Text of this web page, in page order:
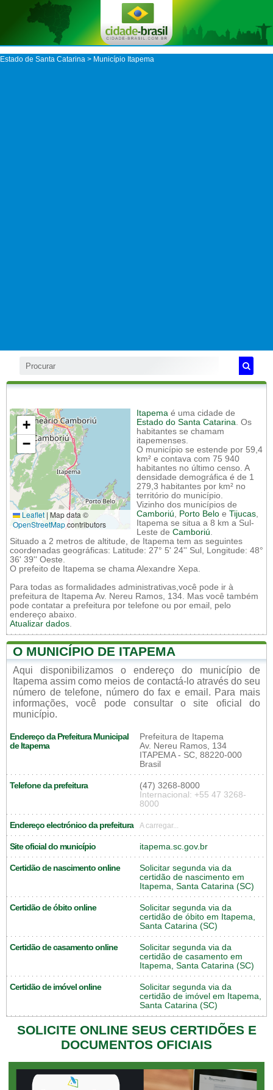
Estado de Santa Catarina > Município Itapema
+
−
Leaflet | Map data ©
OpenStreetMapcontributors
Itapema é uma cidade de
Estado do Santa Catarina. Os
habitantes se chamam
itapemenses.
O município se estende por 59,4
km² e contava com 75 940
habitantes no último censo. A
densidade demográfica é de 1
279,3 habitantes por km² no
território do município.
Vizinho dos municípios de
Camboriú, Porto Belo e Tijucas,
Itapema se situa a 8 km a Sul-
Leste de Camboriú.
Situado a 2 metros de altitude, de Itapema tem as seguintes
coordenadas geográficas: Latitude: 27° 5' 24'' Sul, Longitude: 48°
36' 39'' Oeste.
O prefeito de Itapema se chama Alexandre Xepa.
Para todas as formalidades administrativas,você pode ir à
prefeitura de Itapema Av. Nereu Ramos, 134. Mas você também
pode contatar a prefeitura por telefone ou por email, pelo
endereço abaixo.
Atualizar dados.
O MUNICÍPIO DE ITAPEMA
Aqui disponibilizamos o endereço do município de
Itapema assim como meios de contactá-lo através do seu
número de telefone, número do fax e email. Para mais
informações, você pode consultar o site oficial do
município.
Endereço da Prefeitura Municipal
de Itapema
Prefeitura de Itapema
Av. Nereu Ramos, 134
ITAPEMA - SC, 88220-000
Brasil
Telefone da prefeitura
(47) 3268-8000
Internacional: +55 47 3268-
8000
Endereço electrónico da prefeitura A carregar...
Site oficial do município itapema.sc.gov.br
Certidão de nascimento online
Solicitar segunda via da
certidão de nascimento em
Itapema, Santa Catarina (SC)
Certidão de óbito online
Solicitar segunda via da
certidão de óbito em Itapema,
Santa Catarina (SC)
Certidão de casamento online
Solicitar segunda via da
certidão de casamento em
Itapema, Santa Catarina (SC)
Certidão de imóvel online
Solicitar segunda via da
certidão de imóvel em Itapema,
Santa Catarina (SC)
SOLICITE ONLINE SEUS CERTIDÕES E
DOCUMENTOS OFICIAIS